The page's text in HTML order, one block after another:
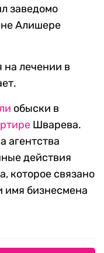
заведомо
Алишере
на лечении в
обыски в
Шварева.
агентства
действия
которое связано
имя бизнесмена